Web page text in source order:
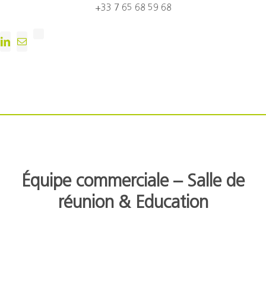
+33 7 65 68 59 68
Équipe commerciale – Salle de
réunion & Education